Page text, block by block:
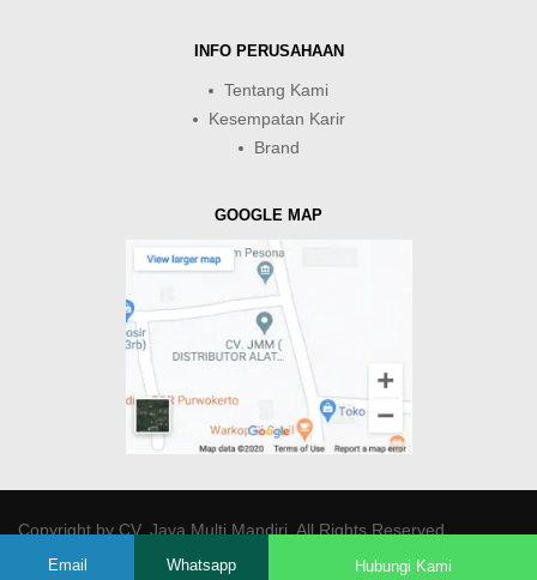
INFO PERUSAHAAN
Tentang Kami
Kesempatan Karir
Brand
GOOGLE MAP
Copyright byCV. Java Multi Mandiri. All Rights Reserved.
Email Whatsapp Hubungi Kami